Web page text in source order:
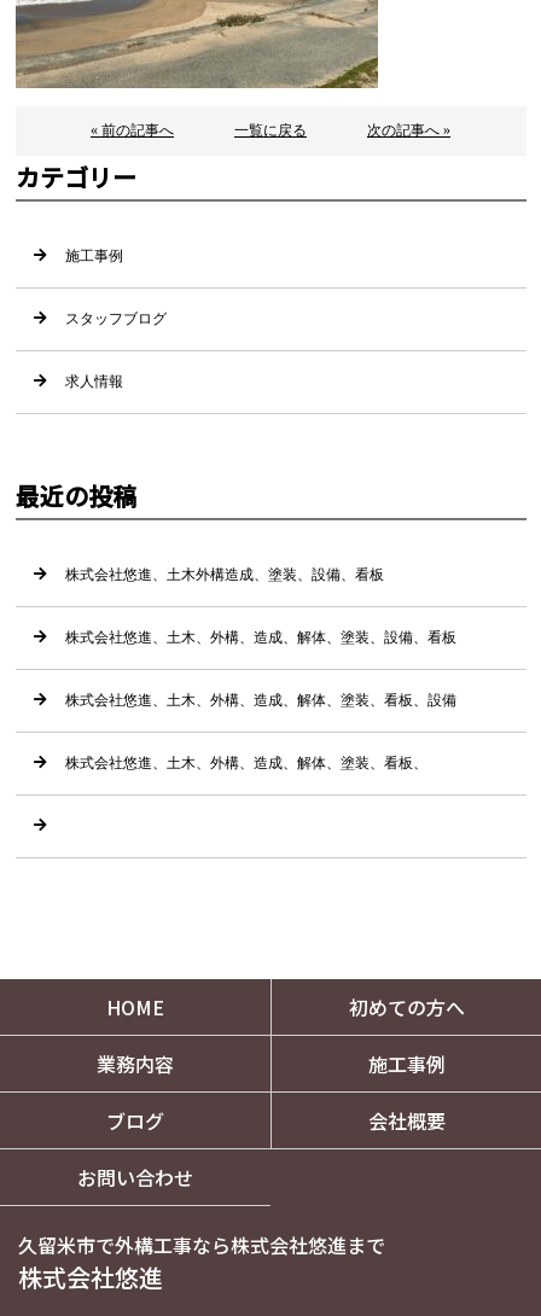
« 前の記事へ 一覧に戻る 次の記事へ »
カテゴリー
施工事例
スタッフブログ
求人情報
最近の投稿
株式会社悠進、土木外構造成、塗装、設備、看板
株式会社悠進、土木、外構、造成、解体、塗装、設備、看板
株式会社悠進、土木、外構、造成、解体、塗装、看板、設備
株式会社悠進、土木、外構、造成、解体、塗装、看板、
HOME
初めての方へ
業務内容
施工事例
ブログ
会社概要
お問い合わせ
久留米市で外構工事なら株式会社悠進まで
株式会社悠進